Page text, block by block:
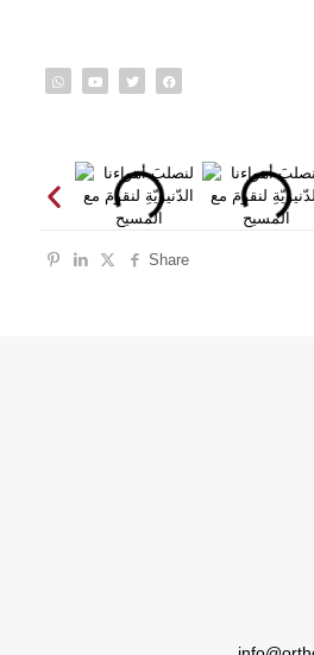
Share